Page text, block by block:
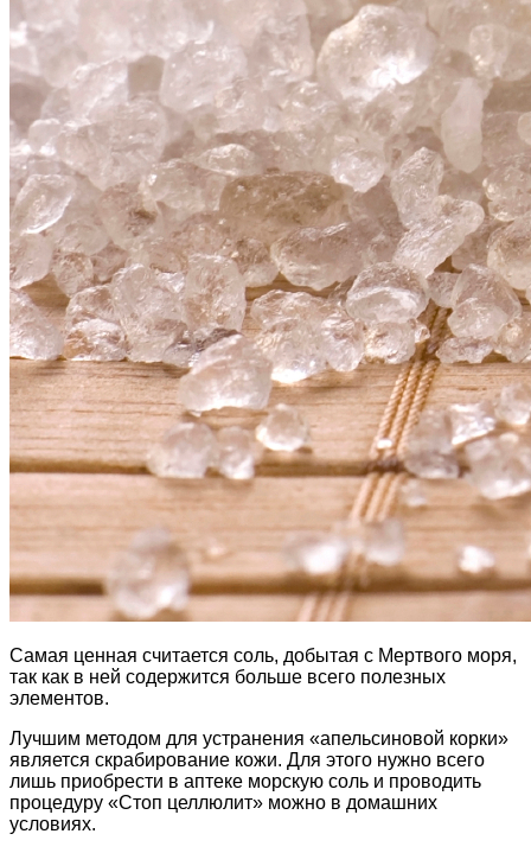
Самая ценная считается соль, добытая с Мертвого моря,
так как в ней содержится больше всего полезных
элементов.
Лучшим методом для устранения «апельсиновой корки»
является скрабирование кожи. Для этого нужно всего
лишь приобрести в аптеке морскую соль и проводить
процедуру «Стоп целлюлит» можно в домашних
условиях.